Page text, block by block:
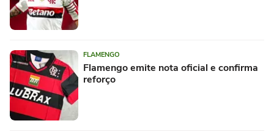
FLAMENGO
Flamengo emite nota oficial e confirma
reforço